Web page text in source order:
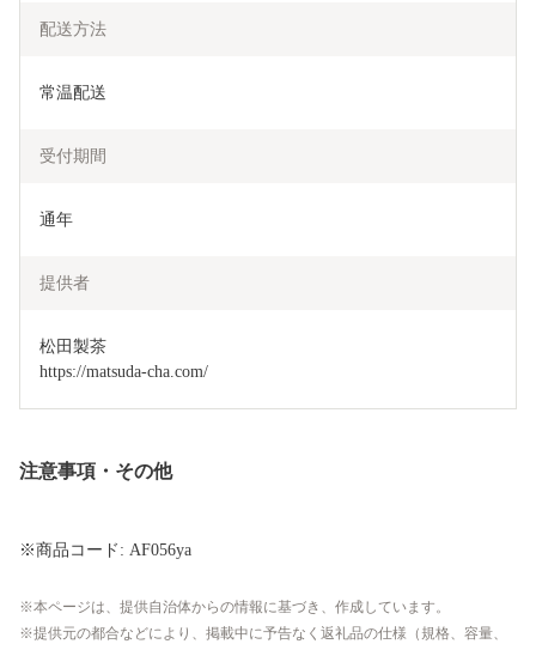
配送方法
常温配送
受付期間
通年
提供者
松田製茶
https://matsuda-cha.com/
注意事項・その他
※商品コード: AF056ya
本ページは、提供自治体からの情報に基づき、作成しています。
提供元の都合などにより、掲載中に予告なく返礼品の仕様（規格、容量、